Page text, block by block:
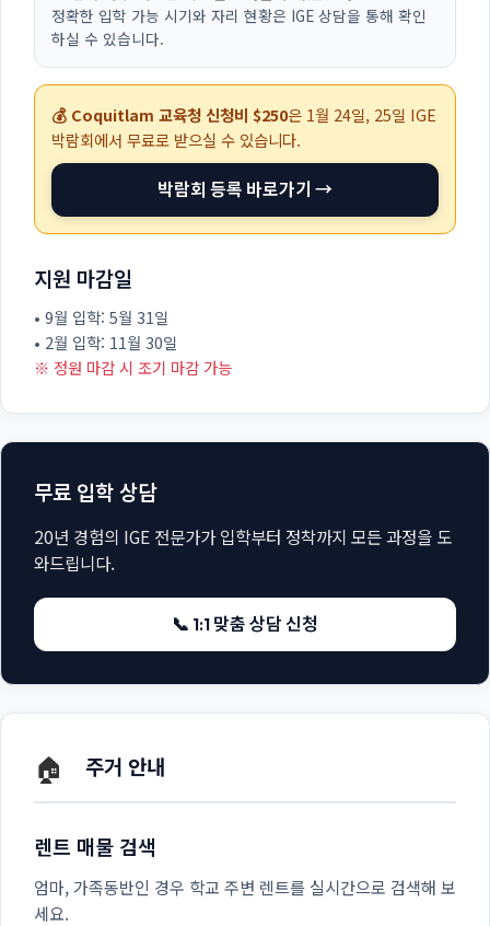
정확한 입학 가능 시기와 자리 현황은 IGE 상담을 통해 확인
하실 수 있습니다.
💰 Coquitlam 교육청 신청비 $250은 1월 24일, 25일 IGE
박람회에서 무료로 받으실 수 있습니다.
박람회 등록 바로가기 →
지원 마감일
• 9월 입학: 5월 31일
• 2월 입학: 11월 30일
※ 정원 마감 시 조기 마감 가능
무료 입학 상담
20년 경험의 IGE 전문가가 입학부터 정착까지 모든 과정을 도
와드립니다.
📞 1:1 맞춤 상담 신청
🏠 주거 안내
렌트 매물 검색
엄마, 가족동반인 경우 학교 주변 렌트를 실시간으로 검색해 보
세요.